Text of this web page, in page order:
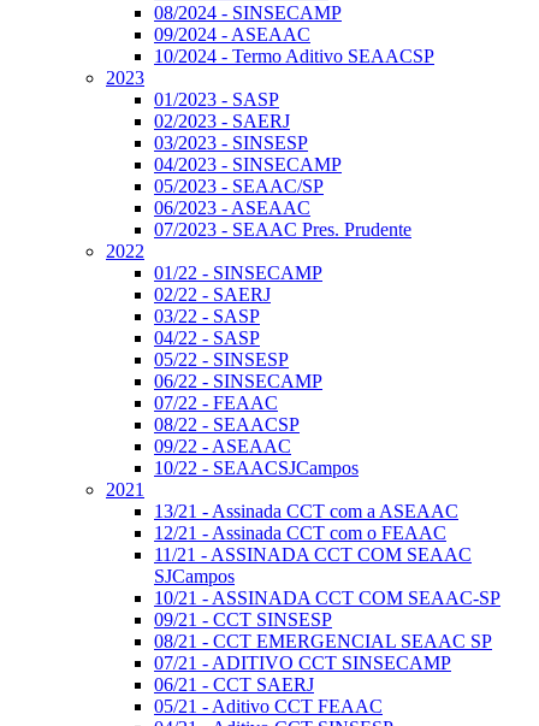
08/2024 - SINSECAMP
09/2024 - ASEAAC
10/2024 - Termo Aditivo SEAACSP
2023
01/2023 - SASP
02/2023 - SAERJ
03/2023 - SINSESP
04/2023 - SINSECAMP
05/2023 - SEAAC/SP
06/2023 - ASEAAC
07/2023 - SEAAC Pres. Prudente
2022
01/22 - SINSECAMP
02/22 - SAERJ
03/22 - SASP
04/22 - SASP
05/22 - SINSESP
06/22 - SINSECAMP
07/22 - FEAAC
08/22 - SEAACSP
09/22 - ASEAAC
10/22 - SEAACSJCampos
2021
13/21 - Assinada CCT com a ASEAAC
12/21 - Assinada CCT com o FEAAC
11/21 - ASSINADA CCT COM SEAAC
SJCampos
10/21 - ASSINADA CCT COM SEAAC-SP
09/21 - CCT SINSESP
08/21 - CCT EMERGENCIAL SEAAC SP
07/21 - ADITIVO CCT SINSECAMP
06/21 - CCT SAERJ
05/21 - Aditivo CCT FEAAC